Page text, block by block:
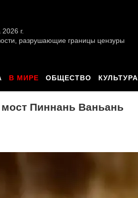
2026 г.
разрушающие границы цензуры
В МИРЕ ОБЩЕСТВО КУЛЬТУРА
мост Пиннань Ваньань